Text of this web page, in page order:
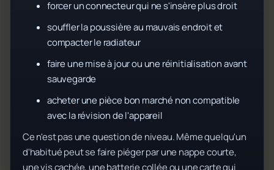
forcer un connecteur qui ne s'insère plus droit
souffler la poussière au mauvais endroit et
compacter le radiateur
faire une mise à jour ou une réinitialisation avant
sauvegarde
acheter une pièce bon marché non compatible
avec la révision de l'appareil
Ce n'est pas une question de niveau. Même quelqu'un
d'habitué peut se faire piéger par une nappe courte,
une vis cachée, une batterie collée ou une carte qui